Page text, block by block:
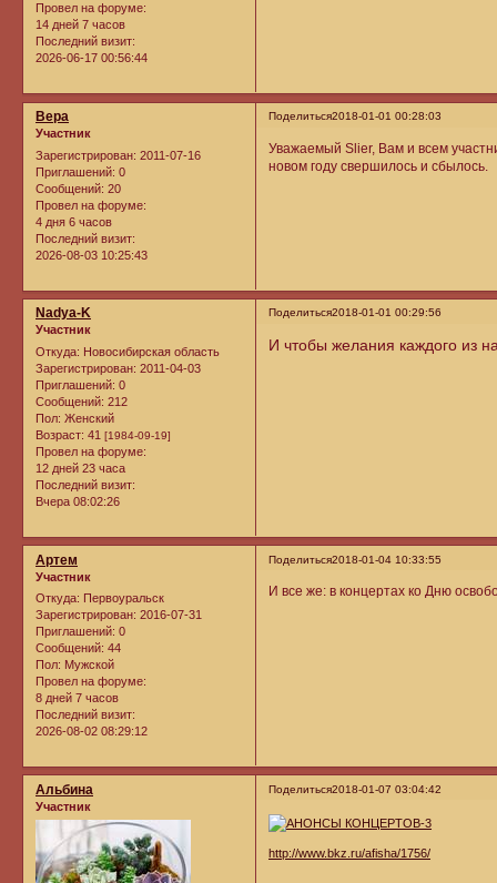
Провел на форуме:
14 дней 7 часов
Последний визит:
2026-06-17 00:56:44
Поделиться2018-01-01 00:28:03
Вера
Участник
Зарегистрирован: 2011-07-16
Приглашений: 0
Сообщений: 20
Провел на форуме:
4 дня 6 часов
Последний визит:
2026-08-03 10:25:43
Уважаемый Slier, Вам и всем
новом году свершилось и сбылось.
Поделиться2018-01-01 00:29:56
Nadya-K
Участник
Откуда: Новосибирская область
Зарегистрирован: 2011-04-03
Приглашений: 0
Сообщений: 212
Пол: Женский
Возраст: 41 [1984-09-19]
Провел на форуме:
12 дней 23 часа
Последний визит:
Вчера 08:02:26
И чтобы желания каждого из
Поделиться2018-01-04 10:33:55
Артем
Участник
Откуда: Первоуральск
Зарегистрирован: 2016-07-31
Приглашений: 0
Сообщений: 44
Пол: Мужской
Провел на форуме:
8 дней 7 часов
Последний визит:
2026-08-02 08:29:12
И все же: в концертах ко Дню
Поделиться2018-01-07 03:04:42
Альбина
Участник
http://www.bkz.ru/afisha/1756/